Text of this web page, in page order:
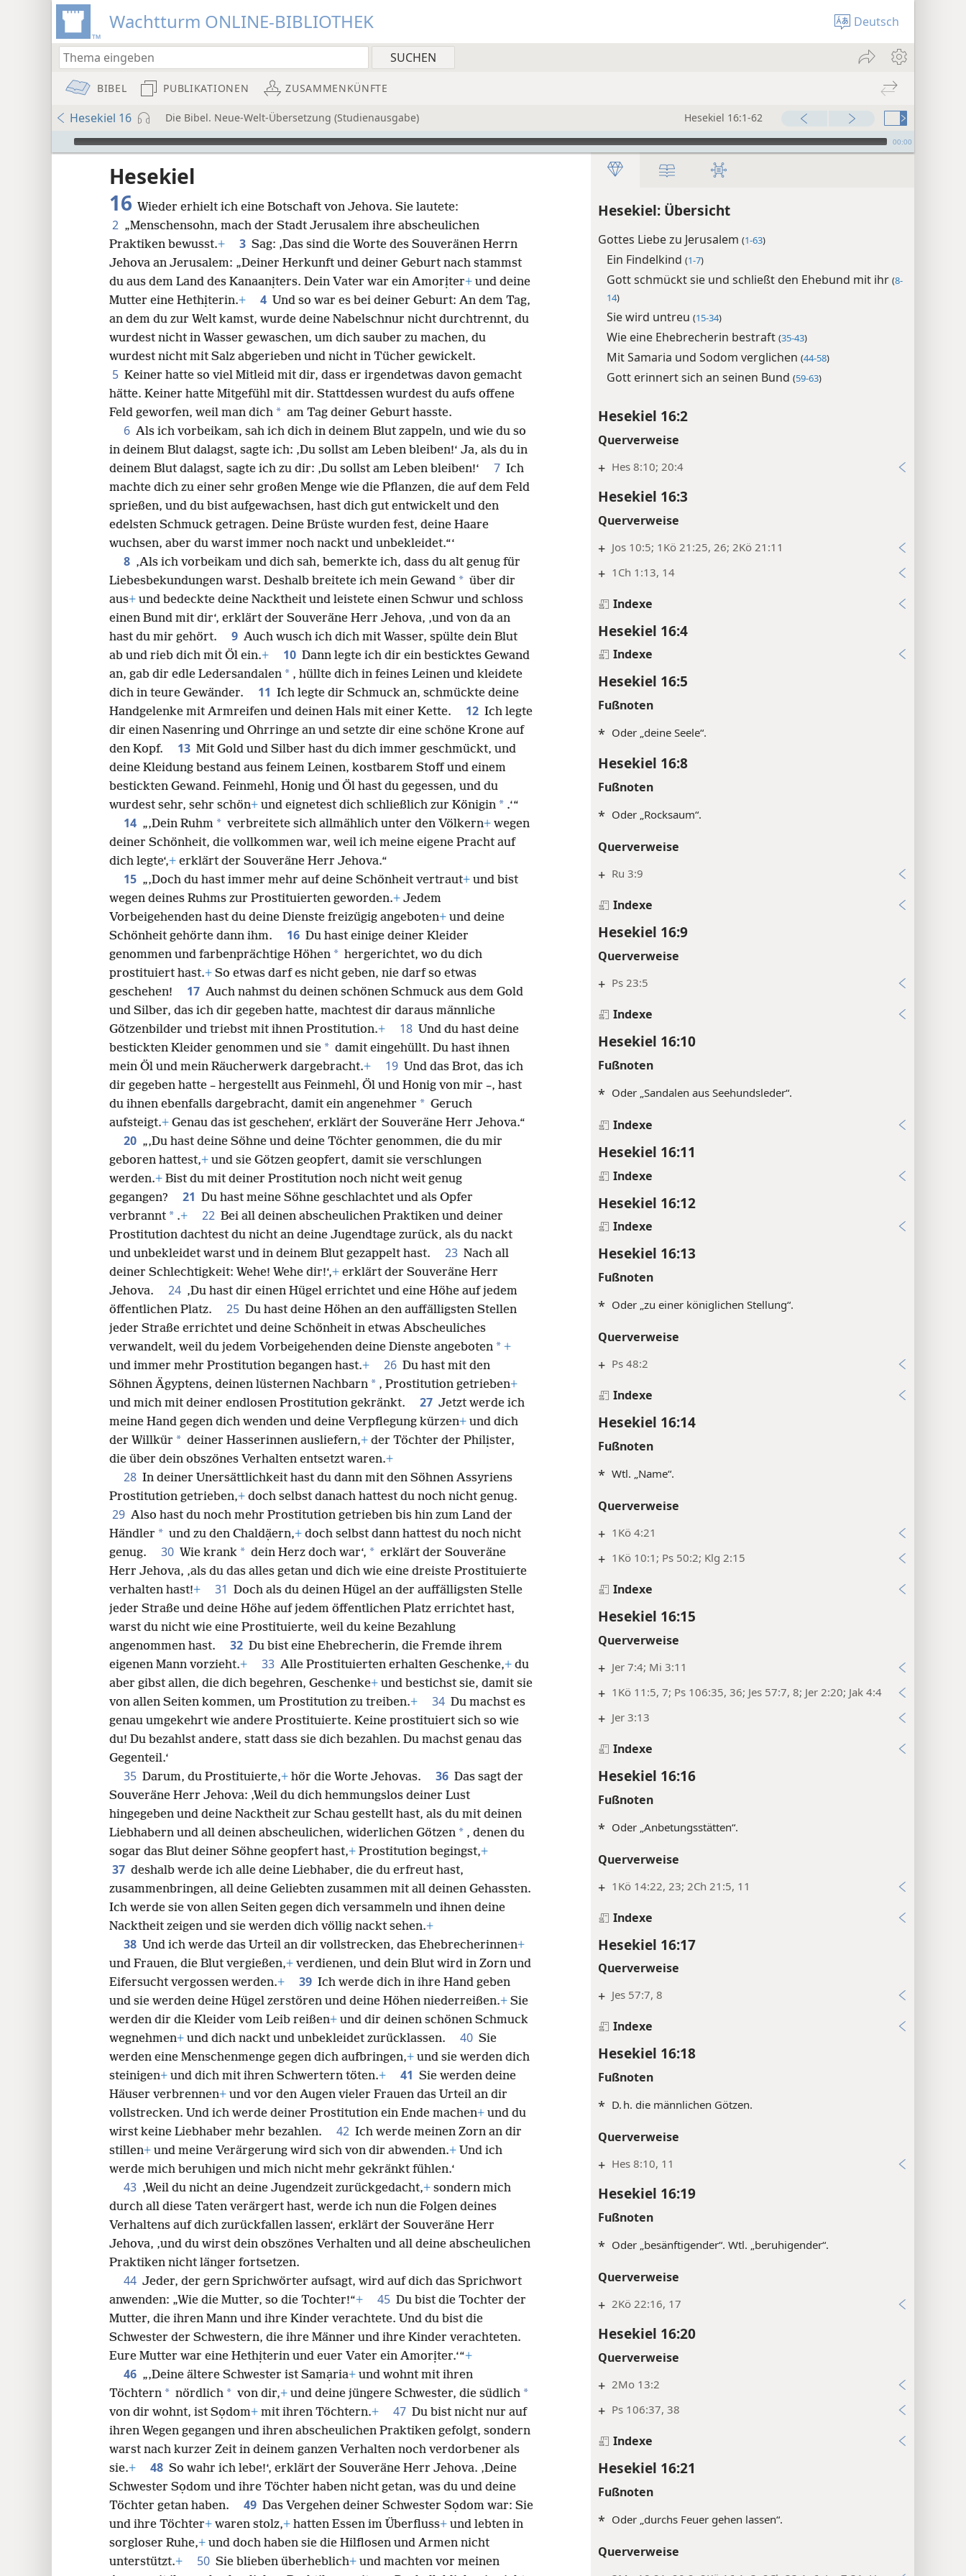
Wachtturm ONLINE-BIBLIOTHEK Deutsch
BIBEL PUBLIKATIONEN ZUSAMMENKÜNFTE
Hesekiel 16 Die Bibel. Neue-Welt-Übersetzung (Studienausgabe) Hesekiel 16:1-62
Audio Player 00:00
Hesekiel: Übersicht
Gottes Liebe zu Jerusalem (1-63)
Ein Findelkind (1-7)
Gott schmückt sie und schließt den Ehebund mit ihr (8-
14)
Sie wird untreu (15-34)
Wie eine Ehebrecherin bestraft (35-43)
Mit Samaria und Sodom verglichen (44-58)
Gott erinnert sich an seinen Bund (59-63)
Hesekiel 16:2
Querverweise
+ Hes 8:10; 20:4
Hesekiel 16:3
Querverweise
+ Jos 10:5; 1Kö 21:25, 26; 2Kö 21:11
+ 1Ch 1:13, 14
Indexe
Hesekiel 16:4
Indexe
Hesekiel 16:5
Fußnoten
* Oder „deine Seele“.
Hesekiel 16:8
Fußnoten
* Oder „Rocksaum“.
Querverweise
+ Ru 3:9
Indexe
Hesekiel 16:9
Querverweise
+ Ps 23:5
Indexe
Hesekiel 16:10
Fußnoten
* Oder „Sandalen aus Seehundsleder“.
Indexe
Hesekiel 16:11
Indexe
Hesekiel 16:12
Indexe
Hesekiel 16:13
Fußnoten
* Oder „zu einer königlichen Stellung“.
Querverweise
+ Ps 48:2
Indexe
Hesekiel 16:14
Fußnoten
* Wtl. „Name“.
Querverweise
+ 1Kö 4:21
+ 1Kö 10:1; Ps 50:2; Klg 2:15
Indexe
Hesekiel 16:15
Querverweise
+ Jer 7:4; Mi 3:11
+ 1Kö 11:5, 7; Ps 106:35, 36; Jes 57:7, 8; Jer 2:20; Jak 4:4
+ Jer 3:13
Indexe
Hesekiel 16:16
Fußnoten
* Oder „Anbetungsstätten“.
Querverweise
+ 1Kö 14:22, 23; 2Ch 21:5, 11
Indexe
Hesekiel 16:17
Querverweise
+ Jes 57:7, 8
Indexe
Hesekiel 16:18
Fußnoten
* D. h. die männlichen Götzen.
Querverweise
+ Hes 8:10, 11
Hesekiel 16:19
Fußnoten
* Oder „besänftigender“. Wtl. „beruhigender“.
Querverweise
+ 2Kö 22:16, 17
Hesekiel 16:20
Querverweise
+ 2Mo 13:2
+ Ps 106:37, 38
Indexe
Hesekiel 16:21
Fußnoten
* Oder „durchs Feuer gehen lassen“.
Querverweise
Hesekiel
16 Wieder erhielt ich eine Botschaft von Jehova. Sie lautete:
2 „Menschensohn, mach der Stadt Jerusalem ihre abscheulichen
Praktiken bewusst.+ 3 Sag: ‚Das sind die Worte des Souveränen Herrn
Jehova an Jerusalem: „Deiner Herkunft und deiner Geburt nach stammst
du aus dem Land des Kanaanịters. Dein Vater war ein Amorịter+ und deine
Mutter eine Hethịterin.+ 4 Und so war es bei deiner Geburt: An dem Tag,
an dem du zur Welt kamst, wurde deine Nabelschnur nicht durchtrennt, du
wurdest nicht in Wasser gewaschen, um dich sauber zu machen, du
wurdest nicht mit Salz abgerieben und nicht in Tücher gewickelt.
5 Keiner hatte so viel Mitleid mit dir, dass er irgendetwas davon gemacht
hätte. Keiner hatte Mitgefühl mit dir. Stattdessen wurdest du aufs offene
Feld geworfen, weil man dich * am Tag deiner Geburt hasste.
6 Als ich vorbeikam, sah ich dich in deinem Blut zappeln, und wie du so
in deinem Blut dalagst, sagte ich: ‚Du sollst am Leben bleiben!‘ Ja, als du in
deinem Blut dalagst, sagte ich zu dir: ‚Du sollst am Leben bleiben!‘
7 Ich
machte dich zu einer sehr großen Menge wie die Pflanzen, die auf dem Feld
sprießen, und du bist aufgewachsen, hast dich gut entwickelt und den
edelsten Schmuck getragen. Deine Brüste wurden fest, deine Haare
wuchsen, aber du warst immer noch nackt und unbekleidet.“‘
8 ‚Als ich vorbeikam und dich sah, bemerkte ich, dass du alt genug für
Liebesbekundungen warst. Deshalb breitete ich mein Gewand * über dir
aus+ und bedeckte deine Nacktheit und leistete einen Schwur und schloss
einen Bund mit dir‘, erklärt der Souveräne Herr Jehova, ‚und von da an
hast du mir gehört.
9 Auch wusch ich dich mit Wasser, spülte dein Blut
ab und rieb dich mit Öl ein.+ 10 Dann legte ich dir ein besticktes Gewand
an, gab dir edle Ledersandalen * , hüllte dich in feines Leinen und kleidete
dich in teure Gewänder.
11 Ich legte dir Schmuck an, schmückte deine
Handgelenke mit Armreifen und deinen Hals mit einer Kette.
12 Ich legte
dir einen Nasenring und Ohrringe an und setzte dir eine schöne Krone auf
den Kopf.
13 Mit Gold und Silber hast du dich immer geschmückt, und
deine Kleidung bestand aus feinem Leinen, kostbarem Stoff und einem
bestickten Gewand. Feinmehl, Honig und Öl hast du gegessen, und du
wurdest sehr, sehr schön+ und eignetest dich schließlich zur Königin * .‘“
14 „‚Dein Ruhm * verbreitete sich allmählich unter den Völkern+ wegen
deiner Schönheit, die vollkommen war, weil ich meine eigene Pracht auf
dich legte‘,+ erklärt der Souveräne Herr Jehova.“
15 „‚Doch du hast immer mehr auf deine Schönheit vertraut+ und bist
wegen deines Ruhms zur Prostituierten geworden.+ Jedem
Vorbeigehenden hast du deine Dienste freizügig angeboten+ und deine
Schönheit gehörte dann ihm.
16 Du hast einige deiner Kleider
genommen und farbenprächtige Höhen * hergerichtet, wo du dich
prostituiert hast.+ So etwas darf es nicht geben, nie darf so etwas
geschehen!
17 Auch nahmst du deinen schönen Schmuck aus dem Gold
und Silber, das ich dir gegeben hatte, machtest dir daraus männliche
Götzenbilder und triebst mit ihnen Prostitution.+ 18 Und du hast deine
bestickten Kleider genommen und sie * damit eingehüllt. Du hast ihnen
mein Öl und mein Räucherwerk dargebracht.+ 19 Und das Brot, das ich
dir gegeben hatte – hergestellt aus Feinmehl, Öl und Honig von mir –, hast
du ihnen ebenfalls dargebracht, damit ein angenehmer * Geruch
aufsteigt.+ Genau das ist geschehen‘, erklärt der Souveräne Herr Jehova.“
20 „‚Du hast deine Söhne und deine Töchter genommen, die du mir
geboren hattest,+ und sie Götzen geopfert, damit sie verschlungen
werden.+ Bist du mit deiner Prostitution noch nicht weit genug
gegangen?
21 Du hast meine Söhne geschlachtet und als Opfer
verbrannt * .+ 22 Bei all deinen abscheulichen Praktiken und deiner
Prostitution dachtest du nicht an deine Jugendtage zurück, als du nackt
und unbekleidet warst und in deinem Blut gezappelt hast.
23 Nach all
deiner Schlechtigkeit: Wehe! Wehe dir!‘,+ erklärt der Souveräne Herr
Jehova.
24 ‚Du hast dir einen Hügel errichtet und eine Höhe auf jedem
öffentlichen Platz.
25 Du hast deine Höhen an den auffälligsten Stellen
jeder Straße errichtet und deine Schönheit in etwas Abscheuliches
verwandelt, weil du jedem Vorbeigehenden deine Dienste angeboten * +
und immer mehr Prostitution begangen hast.+ 26 Du hast mit den
Söhnen Ägyptens, deinen lüsternen Nachbarn * , Prostitution getrieben+
und mich mit deiner endlosen Prostitution gekränkt.
27 Jetzt werde ich
meine Hand gegen dich wenden und deine Verpflegung kürzen+ und dich
der Willkür * deiner Hasserinnen ausliefern,+ der Töchter der Philịster,
die über dein obszönes Verhalten entsetzt waren.+
28 In deiner Unersättlichkeit hast du dann mit den Söhnen Assyriens
Prostitution getrieben,+ doch selbst danach hattest du noch nicht genug.
29 Also hast du noch mehr Prostitution getrieben bis hin zum Land der
Händler * und zu den Chaldạ̈ern,+ doch selbst dann hattest du noch nicht
genug.
30 Wie krank * dein Herz doch war‘, * erklärt der Souveräne
Herr Jehova, ‚als du das alles getan und dich wie eine dreiste Prostituierte
verhalten hast!+ 31 Doch als du deinen Hügel an der auffälligsten Stelle
jeder Straße und deine Höhe auf jedem öffentlichen Platz errichtet hast,
warst du nicht wie eine Prostituierte, weil du keine Bezahlung
angenommen hast.
32 Du bist eine Ehebrecherin, die Fremde ihrem
eigenen Mann vorzieht.+ 33 Alle Prostituierten erhalten Geschenke,+ du
aber gibst allen, die dich begehren, Geschenke+ und bestichst sie, damit sie
von allen Seiten kommen, um Prostitution zu treiben.+ 34 Du machst es
genau umgekehrt wie andere Prostituierte. Keine prostituiert sich so wie
du! Du bezahlst andere, statt dass sie dich bezahlen. Du machst genau das
Gegenteil.‘
35 Darum, du Prostituierte,+ hör die Worte Jehovas. 36 Das sagt der
Souveräne Herr Jehova: ‚Weil du dich hemmungslos deiner Lust
hingegeben und deine Nacktheit zur Schau gestellt hast, als du mit deinen
Liebhabern und all deinen abscheulichen, widerlichen Götzen * , denen du
sogar das Blut deiner Söhne geopfert hast,+ Prostitution begingst,+
37 deshalb werde ich alle deine Liebhaber, die du erfreut hast,
zusammenbringen, all deine Geliebten zusammen mit all deinen Gehassten.
Ich werde sie von allen Seiten gegen dich versammeln und ihnen deine
Nacktheit zeigen und sie werden dich völlig nackt sehen.+
38 Und ich werde das Urteil an dir vollstrecken, das Ehebrecherinnen+
und Frauen, die Blut vergießen,+ verdienen, und dein Blut wird in Zorn und
Eifersucht vergossen werden.+ 39 Ich werde dich in ihre Hand geben
und sie werden deine Hügel zerstören und deine Höhen niederreißen.+ Sie
werden dir die Kleider vom Leib reißen+ und dir deinen schönen Schmuck
wegnehmen+ und dich nackt und unbekleidet zurücklassen. 40 Sie
werden eine Menschenmenge gegen dich aufbringen,+ und sie werden dich
steinigen+ und dich mit ihren Schwertern töten.+ 41 Sie werden deine
Häuser verbrennen+ und vor den Augen vieler Frauen das Urteil an dir
vollstrecken. Und ich werde deiner Prostitution ein Ende machen+ und du
wirst keine Liebhaber mehr bezahlen.
42 Ich werde meinen Zorn an dir
stillen+ und meine Verärgerung wird sich von dir abwenden.+ Und ich
werde mich beruhigen und mich nicht mehr gekränkt fühlen.‘
43 ‚Weil du nicht an deine Jugendzeit zurückgedacht,+ sondern mich
durch all diese Taten verärgert hast, werde ich nun die Folgen deines
Verhaltens auf dich zurückfallen lassen‘, erklärt der Souveräne Herr
Jehova, ‚und du wirst dein obszönes Verhalten und all deine abscheulichen
Praktiken nicht länger fortsetzen.
44 Jeder, der gern Sprichwörter aufsagt, wird auf dich das Sprichwort
anwenden: „Wie die Mutter, so die Tochter!“+ 45 Du bist die Tochter der
Mutter, die ihren Mann und ihre Kinder verachtete. Und du bist die
Schwester der Schwestern, die ihre Männer und ihre Kinder verachteten.
Eure Mutter war eine Hethịterin und euer Vater ein Amorịter.‘“+
46 „‚Deine ältere Schwester ist Samạria+ und wohnt mit ihren
Töchtern * nördlich * von dir,+ und deine jüngere Schwester, die südlich *
von dir wohnt, ist Sọdom+ mit ihren Töchtern.+ 47 Du bist nicht nur auf
ihren Wegen gegangen und ihren abscheulichen Praktiken gefolgt, sondern
warst nach kurzer Zeit in deinem ganzen Verhalten noch verdorbener als
sie.+ 48 So wahr ich lebe!‘, erklärt der Souveräne Herr Jehova. ‚Deine
Schwester Sọdom und ihre Töchter haben nicht getan, was du und deine
Töchter getan haben.
49 Das Vergehen deiner Schwester Sọdom war: Sie
und ihre Töchter+ waren stolz,+ hatten Essen im Überfluss+ und lebten in
sorgloser Ruhe,+ und doch haben sie die Hilflosen und Armen nicht
unterstützt.+ 50 Sie blieben überheblich+ und machten vor meinen